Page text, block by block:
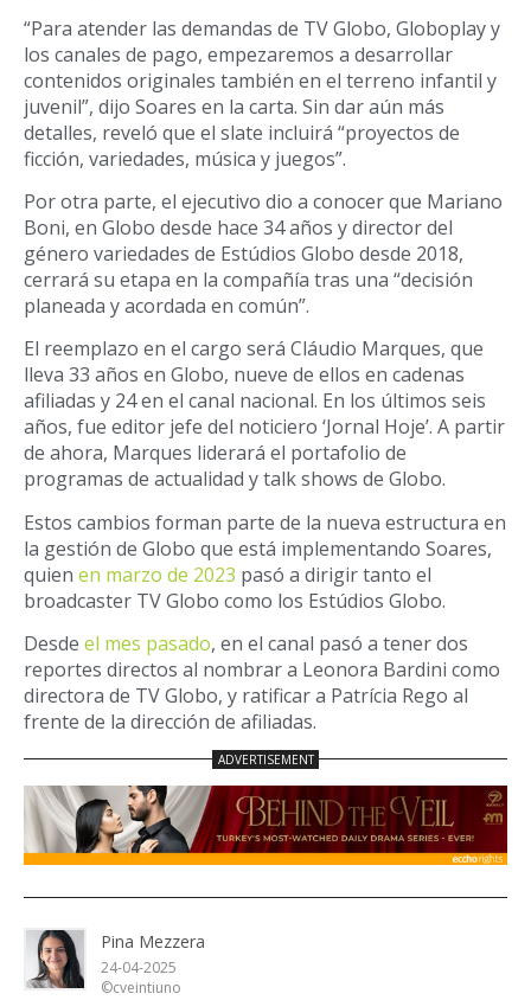
“Para atender las demandas de TV Globo, Globoplay y
los canales de pago, empezaremos a desarrollar
contenidos originales también en el terreno infantil y
juvenil”, dijo Soares en la carta. Sin dar aún más
detalles, reveló que el slate incluirá “proyectos de
ficción, variedades, música y juegos”.
Por otra parte, el ejecutivo dio a conocer que Mariano
Boni, en Globo desde hace 34 años y director del
género variedades de Estúdios Globo desde 2018,
cerrará su etapa en la compañía tras una “decisión
planeada y acordada en común”.
El reemplazo en el cargo será Cláudio Marques, que
lleva 33 años en Globo, nueve de ellos en cadenas
afiliadas y 24 en el canal nacional. En los últimos seis
años, fue editor jefe del noticiero ‘Jornal Hoje’. A partir
de ahora, Marques liderará el portafolio de
programas de actualidad y talk shows de Globo.
Estos cambios forman parte de la nueva estructura en
la gestión de Globo que está implementando Soares,
quien en marzo de 2023 pasó a dirigir tanto el
broadcaster TV Globo como los Estúdios Globo.
Desde el mes pasado, en el canal pasó a tener dos
reportes directos al nombrar a Leonora Bardini como
directora de TV Globo, y ratificar a Patrícia Rego al
frente de la dirección de afiliadas.
Pina Mezzera
24-04-2025
©cveintiuno